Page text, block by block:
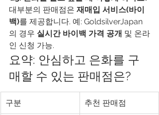
대부분의 판매점은 재매입 서비스(바이
백)를 제공합니다. 예: GoldsilverJapan
의 경우 실시간 바이백 가격 공개 및 온라
인 신청 가능.
요약: 안심하고 은화를 구
매할 수 있는 판매점은?
구분 추천 판매점